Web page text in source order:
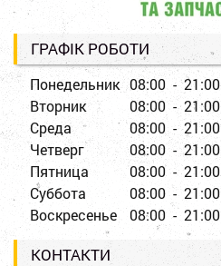
ГРАФІК РОБОТИ
Понедельник 08:00 - 21:00
Вторник
08:00 - 21:00
Среда
08:00 - 21:00
Четверг
08:00 - 21:00
Пятница
08:00 - 21:00
Суббота
08:00 - 21:00
Воскресенье
08:00 - 21:00
КОНТАКТИ